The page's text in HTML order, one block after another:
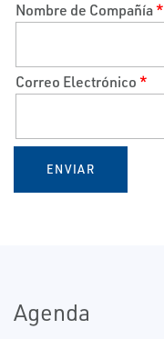
Nombre de Compañía*
Correo Electrónico *
ENVIAR
Agenda